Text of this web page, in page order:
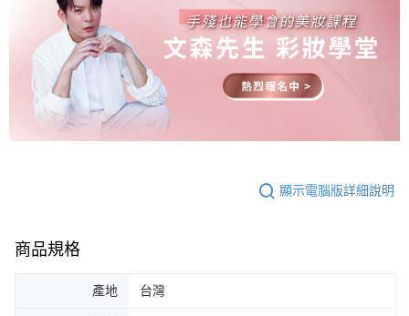
顯示電腦版詳細說明
商品規格
產地 台灣